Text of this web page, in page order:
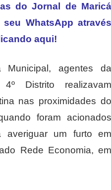
do Jornal de Maricá
WhatsApp através
aqui!
Municipal, agentes da
Distrito realizavam
nas proximidades do
foram acionados
averiguar um furto em
Rede Economia, em